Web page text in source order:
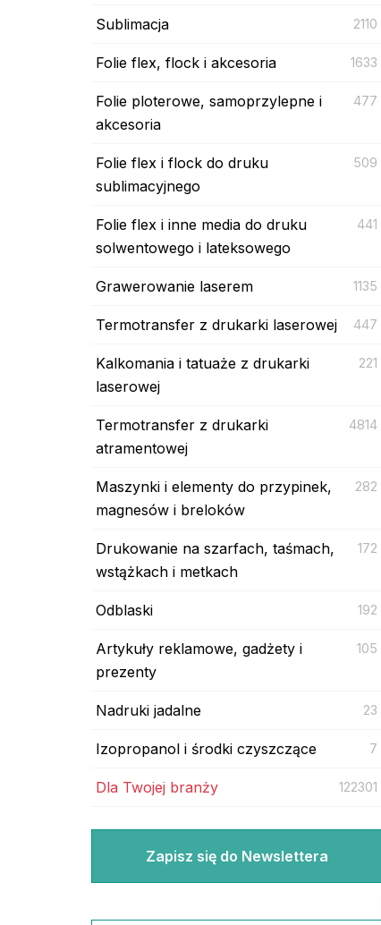
Sublimacja 2110
Folie flex, flock i akcesoria 1633
Folie ploterowe, samoprzylepne i
akcesoria
477
Folie flex i flock do druku
sublimacyjnego
509
Folie flex i inne media do druku
solwentowego i lateksowego
441
Grawerowanie laserem 1135
Termotransfer z drukarki laserowej 447
Kalkomania i tatuaże z drukarki
laserowej
221
Termotransfer z drukarki
atramentowej
4814
Maszynki i elementy do przypinek,
magnesów i breloków
282
Drukowanie na szarfach, taśmach,
wstążkach i metkach
172
Odblaski 192
Artykuły reklamowe, gadżety i
prezenty
105
Nadruki jadalne 23
Izopropanol i środki czyszczące 7
Dla Twojej branży 122301
Zapisz się do Newslettera